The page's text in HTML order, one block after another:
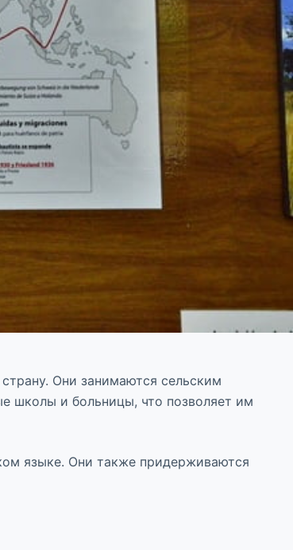
Они занимаются сельским
школы и больницы, что позволяет им
языке. Они также придерживаются